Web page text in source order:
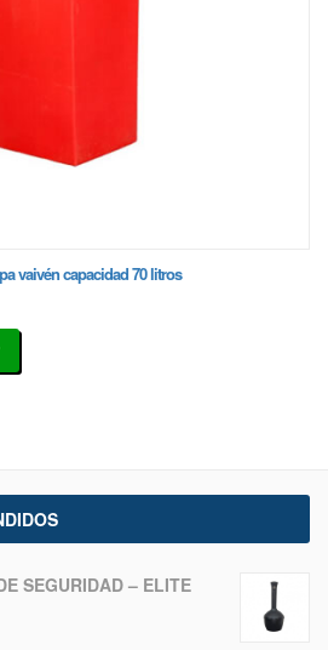
vaivén capacidad 70 litros
SEGURIDAD – ELITE